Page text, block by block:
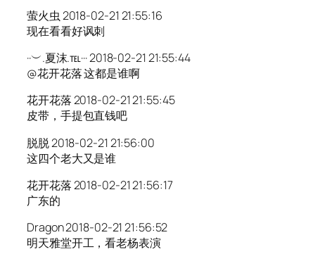
萤火虫 2018-02-21 21:55:16
现在看看好讽刺
··︶.夏沫.℡··· 2018-02-21 21:55:44
@花开花落 这都是谁啊
花开花落 2018-02-21 21:55:45
皮带，手提包直钱吧
脱脱 2018-02-21 21:56:00
这四个老大又是谁
花开花落 2018-02-21 21:56:17
广东的
Dragon 2018-02-21 21:56:52
明天雅堂开工，看老杨表演